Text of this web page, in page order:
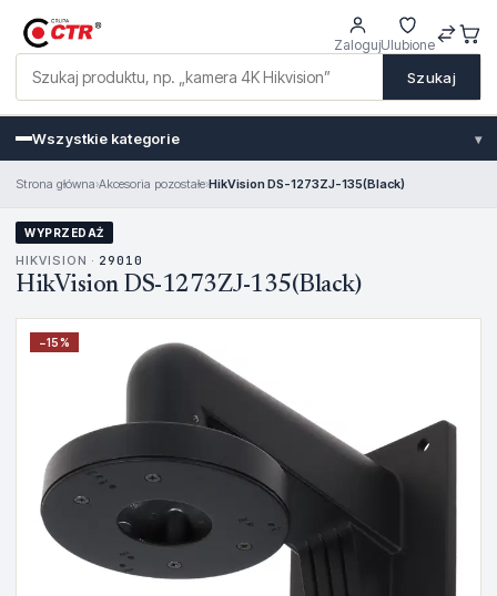
Szukaj
ZalogujUlubione
Wszystkie kategorie ▾
Strona główna›Akcesoria pozostałe›HikVision DS-1273ZJ-135(Black)
WYPRZEDAŻ
HIKVISION · 29010
HikVision DS-1273ZJ-135(Black)
−15%